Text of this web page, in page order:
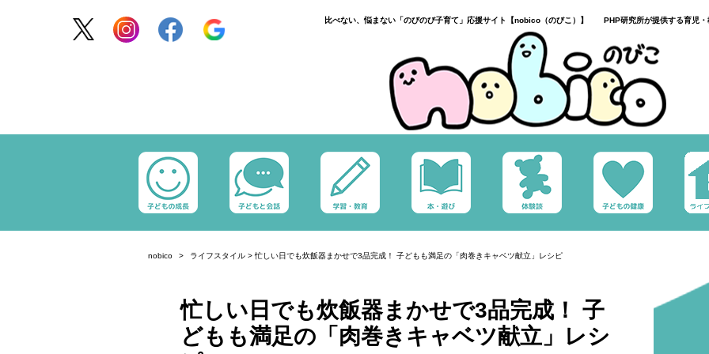
比べない、悩まない「のびのび子育て」応援サイト【nobico（のびこ）】 PHP研究所が提供する育児・
nobico ライフスタイル > 忙しい日でも炊飯器まかせで3品完成！ 子どもも満足の「肉巻きキャベツ献立」レシピ
忙しい日でも炊飯器まかせで3品完成！ 子
どもも満足の「肉巻きキャベツ献立」レシ